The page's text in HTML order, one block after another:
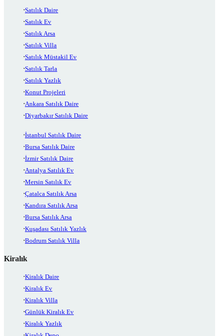
Satılık Daire
Satılık Ev
Satılık Arsa
Satılık Villa
Satılık Müstakil Ev
Satılık Tarla
Satılık Yazlık
Konut Projeleri
Ankara Satılık Daire
Diyarbakır Satılık Daire
İstanbul Satılık Daire
Bursa Satılık Daire
İzmir Satılık Daire
Antalya Satılık Ev
Mersin Satılık Ev
Çatalca Satılık Arsa
Kandıra Satılık Arsa
Bursa Satılık Arsa
Kuşadası Satılık Yazlık
Bodrum Satılık Villa
Kiralık
Kiralık Daire
Kiralık Ev
Kiralık Villa
Günlük Kiralık Ev
Kiralık Yazlık